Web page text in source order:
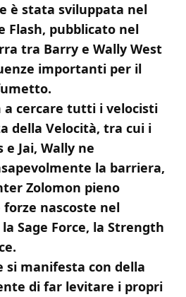
è stata sviluppata nel
Flash, pubblicato nel
tra Barry e Wally West
importanti per il
a cercare tutti i velocisti
della Velocità, tra cui i
Jai, Wally ne
la barriera,
Zolomon pieno
forze nascoste nel
Sage Force, la Strength
si manifesta con della
di far levitare i propri